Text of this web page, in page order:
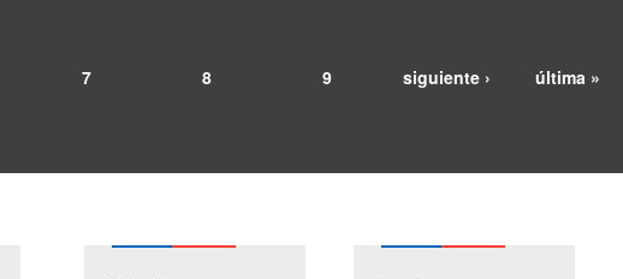
7 8 9 siguiente › última »